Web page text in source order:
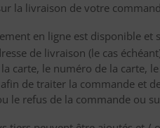
la livraison de votre
en ligne est disponible et
de livraison (le cas
la carte, le numéro de la carte,
afin de traiter la commande et
le refus de la commande ou